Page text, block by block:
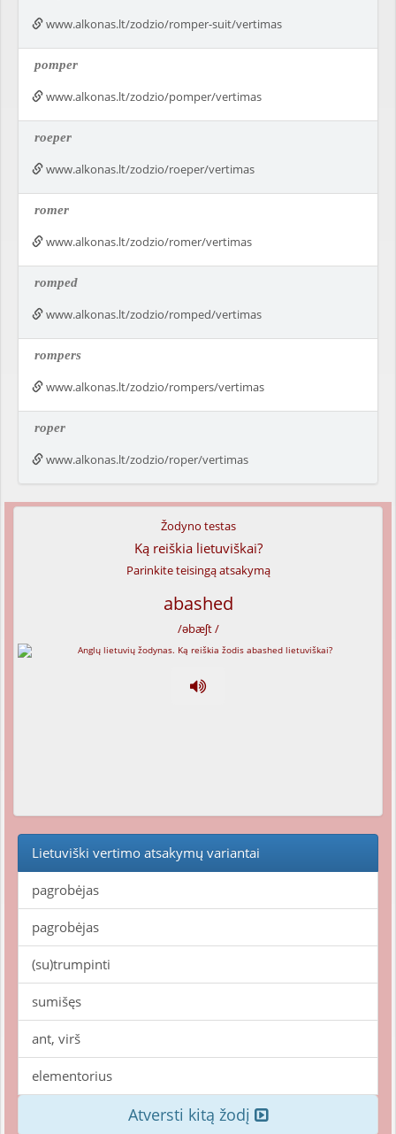
www.alkonas.lt/zodzio/romper-suit/vertimas
pomper
www.alkonas.lt/zodzio/pomper/vertimas
roeper
www.alkonas.lt/zodzio/roeper/vertimas
romer
www.alkonas.lt/zodzio/romer/vertimas
romped
www.alkonas.lt/zodzio/romped/vertimas
rompers
www.alkonas.lt/zodzio/rompers/vertimas
roper
www.alkonas.lt/zodzio/roper/vertimas
Žodyno testas
Ką reiškia lietuviškai?
Parinkite teisingą atsakymą
abashed
/əbæʃt /
Lietuviški vertimo atsakymų variantai
pagrobėjas
pagrobėjas
(su)trumpinti
sumišęs
ant, virš
elementorius
Atversti kitą žodį